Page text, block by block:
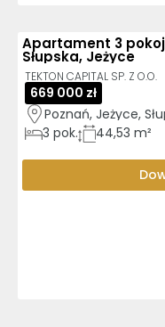
Apartament 3
Słupska, Jeżyce
TEKTON CAPITAL SP. Z O.O.
669 000 zł
Poznań, Jeżyce,
3 pok. 44,53 m²